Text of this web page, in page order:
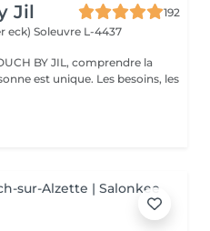
Jil
192
eck) Soleuvre L-4437
BY JIL, comprendre la
est unique. Les besoins, les